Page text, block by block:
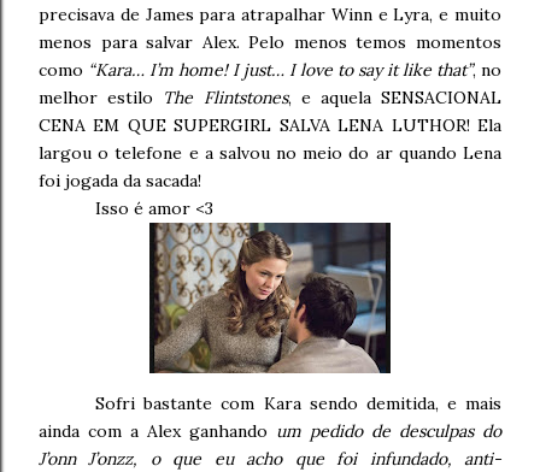
precisava de James para atrapalhar Winn e Lyra, e muito
menos para salvar Alex. Pelo menos temos momentos
como “Kara… I’m home! I just… I love to say it like that”, no
melhor estilo The Flintstones, e aquela SENSACIONAL
CENA EM QUE SUPERGIRL SALVA LENA LUTHOR! Ela
largou o telefone e a salvou no meio do ar quando Lena
foi jogada da sacada!
Isso é amor <3
Sofri bastante com Kara sendo demitida, e mais
ainda com a Alex ganhando um pedido de desculpas do
J’onn J’onzz, o que eu acho que foi infundado, anti-